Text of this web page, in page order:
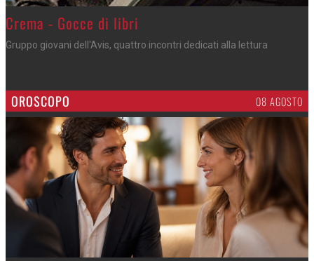
Crema - Gocce di libri
Gruppo giovani dell'Avis, quattro incontri dedicati alla lettura
OROSCOPO 08 AGOSTO